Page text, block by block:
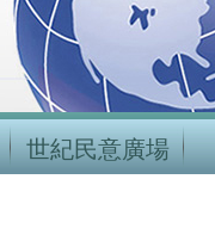
世紀民意廣場